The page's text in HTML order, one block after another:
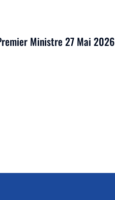
Ministre 27 Mai 2026